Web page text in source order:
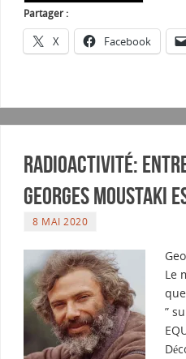
Partager :
X Facebook
Radioactivité:
Georges
8 MAI 2020
Le
”